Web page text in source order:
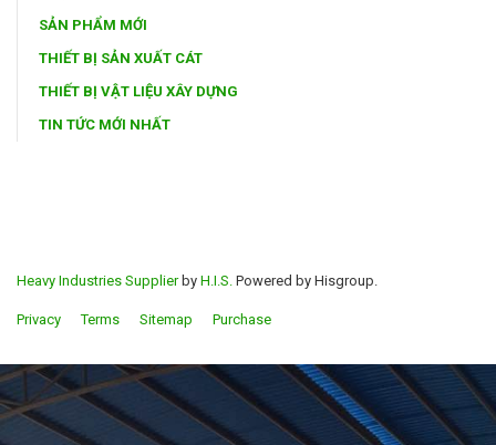
SẢN PHẨM MỚI
THIẾT BỊ SẢN XUẤT CÁT
THIẾT BỊ VẬT LIỆU XÂY DỰNG
TIN TỨC MỚI NHẤT
Heavy Industries Supplierby H.I.S. Powered by Hisgroup.
Privacy Terms Sitemap Purchase